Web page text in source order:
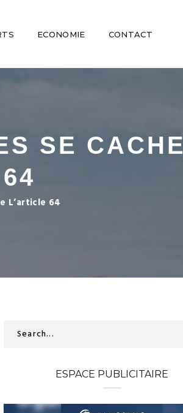
ECONOMIE CONTACT
SE CACHE
L’article 64
ESPACE PUBLICITAIRE